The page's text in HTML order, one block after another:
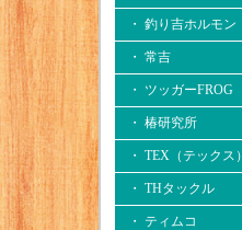
・ 釣り吉ホルモン
・ 常吉
・ ツッガーFROG
・ 椿研究所
・ TEX（テックス）
・ THタックル
・ ティムコ